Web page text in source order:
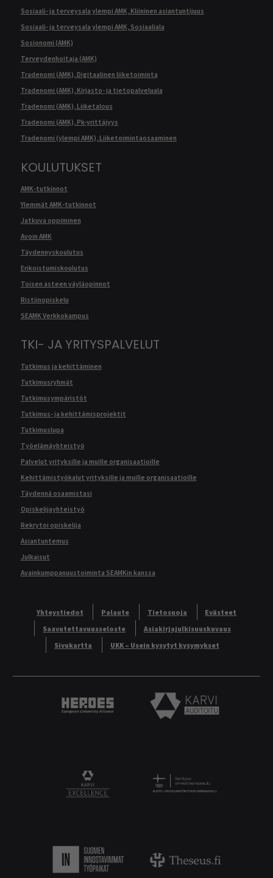
Sosiaali- ja terveysala ylempi AMK, Kliininen asiantuntijuus
Sosiaali- ja terveysala ylempi AMK, Sosiaaliala
Sosionomi (AMK)
Terveydenhoitaja (AMK)
Tradenomi (AMK), Digitaalinen liiketoiminta
Tradenomi (AMK), Kirjasto- ja tietopalveluala
Tradenomi (AMK), Liiketalous
Tradenomi (AMK), Pk-yrittäjyys
Tradenomi (ylempi AMK), Liiketoimintaosaaminen
KOULUTUKSET
AMK-tutkinnot
Ylemmät AMK-tutkinnot
Jatkuva oppiminen
Avoin AMK
Täydennyskoulutus
Erikoistumiskoulutus
Toisen asteen väyläopinnot
Ristiinopiskelu
SEAMK Verkkokampus
TKI- JA YRITYSPALVELUT
Tutkimus ja kehittäminen
Tutkimusryhmät
Tutkimusympäristöt
Tutkimus- ja kehittämisprojektit
Tutkimuslupa
Työelämäyhteistyö
Palvelut yrityksille ja muille organisaatioille
Kehittämistyökalut yrityksille ja muille organisaatioille
Täydennä osaamistasi
Opiskelijayhteistyö
Rekrytoi opiskelija
Asiantuntemus
Julkaisut
Avainkumppanuustoiminta SEAMKin kanssa
Yhteystiedot Palaute Tietosuoja
Evästeet
Saavutettavuusseloste
Asiakirjajulkisuuskuvaus
Sivukartta
UKK – Usein kysytyt kysymykset
Heroes European University Alliance logo
Karvi Auditoitu logo
KARVI Excellence logo.Logo
Suomen innostavimmat työpaikat.
Theseus logo